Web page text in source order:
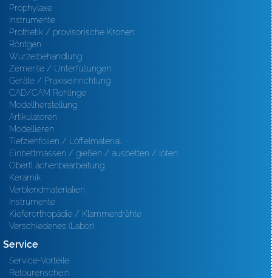
Prophylaxe
Instrumente
Prothetik / provisorische Kronen
Röntgen
Wurzelbehandlung
Zemente / Unterfüllungen
Geräte / Praxiseinrichtung
CAD/CAM Rohlinge
Modellherstellung
Artikulatoren
Modellieren
Tiefziehfolien / Löffelmaterial
Einbettmassen / gießen / ausbetten / löten
Oberfl ächenbearbeitung
Keramik
Verblendmaterialien
Instrumente
Kieferorthopädie / Klammerdrähte
Verschiedenes (Labor)
Service
Service-Vorteile
Retourenschein